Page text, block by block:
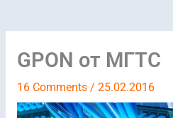
GPON от МГТС
16 Comments / 25.02.2016